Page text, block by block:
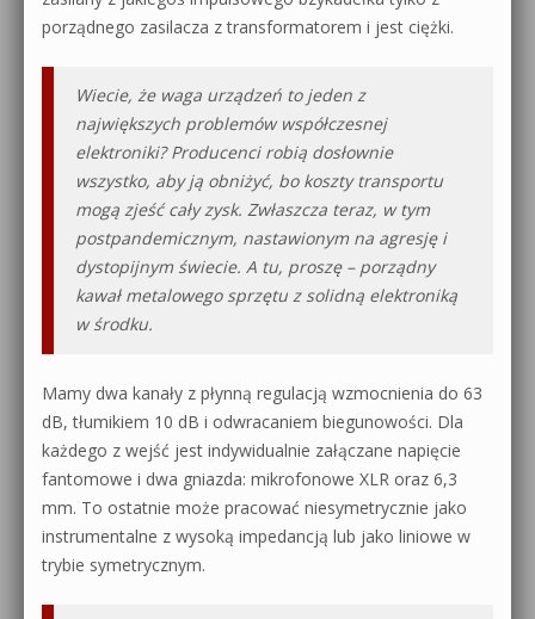
porządnego zasilacza z transformatorem i jest ciężki.
Wiecie, że waga urządzeń to jeden z
największych problemów współczesnej
elektroniki? Producenci robią dosłownie
wszystko, aby ją obniżyć, bo koszty transportu
mogą zjeść cały zysk. Zwłaszcza teraz, w tym
postpandemicznym, nastawionym na agresję i
dystopijnym świecie. A tu, proszę – porządny
kawał metalowego sprzętu z solidną elektroniką
w środku.
Mamy dwa kanały z płynną regulacją wzmocnienia do 63
dB, tłumikiem 10 dB i odwracaniem biegunowości. Dla
każdego z wejść jest indywidualnie załączane napięcie
fantomowe i dwa gniazda: mikrofonowe XLR oraz 6,3
mm. To ostatnie może pracować niesymetrycznie jako
instrumentalne z wysoką impedancją lub jako liniowe w
trybie symetrycznym.